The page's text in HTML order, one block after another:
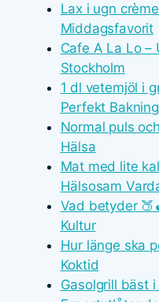
Lax i ugn
Middagsfavorit
Cafe A La Lo
Stockholm
1 dl vetemjöl i
Perfekt Bakning
Normal puls
Hälsa
Mat med lite
Hälsosam
Vad betyder
Kultur
Hur länge ska
Koktid
Gasolgrill bäst